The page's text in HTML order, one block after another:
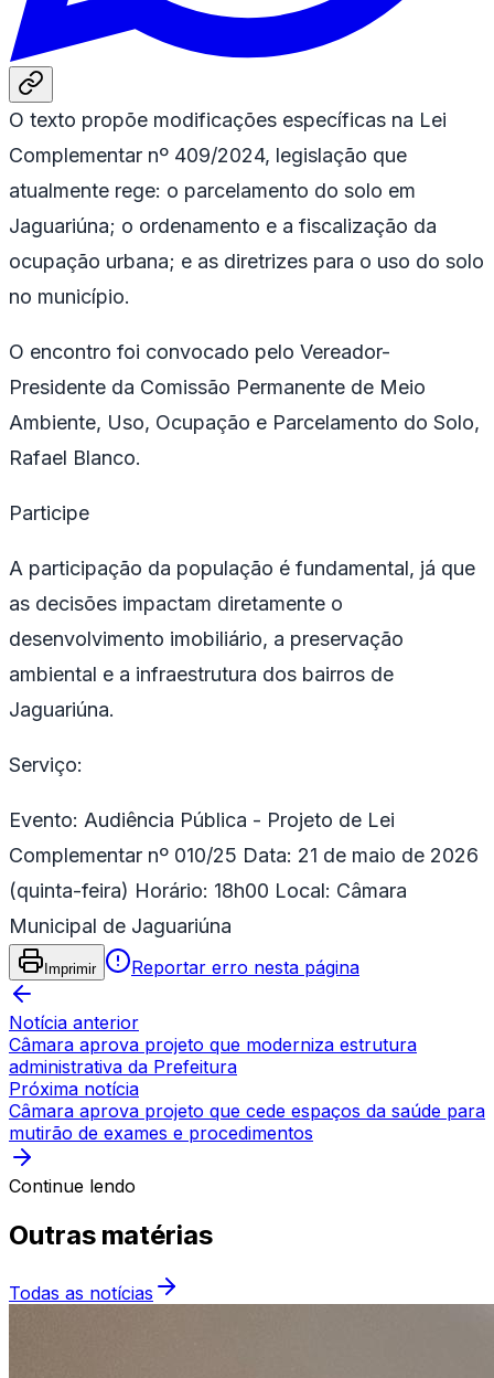
O texto propõe modificações específicas na Lei
Complementar nº 409/2024, legislação que
atualmente rege: o parcelamento do solo em
Jaguariúna; o ordenamento e a fiscalização da
ocupação urbana; e as diretrizes para o uso do solo
no município.
O encontro foi convocado pelo Vereador-
Presidente da Comissão Permanente de Meio
Ambiente, Uso, Ocupação e Parcelamento do Solo,
Rafael Blanco.
Participe
A participação da população é fundamental, já que
as decisões impactam diretamente o
desenvolvimento imobiliário, a preservação
ambiental e a infraestrutura dos bairros de
Jaguariúna.
Serviço:
Evento: Audiência Pública - Projeto de Lei
Complementar nº 010/25 Data: 21 de maio de 2026
(quinta-feira) Horário: 18h00 Local: Câmara
Municipal de Jaguariúna
Imprimir Reportar erro nesta página
Notícia anterior
Câmara aprova projeto que moderniza estrutura
administrativa da Prefeitura
Próxima notícia
Câmara aprova projeto que cede espaços da saúde para
mutirão de exames e procedimentos
Continue lendo
Outras matérias
Todas as notícias